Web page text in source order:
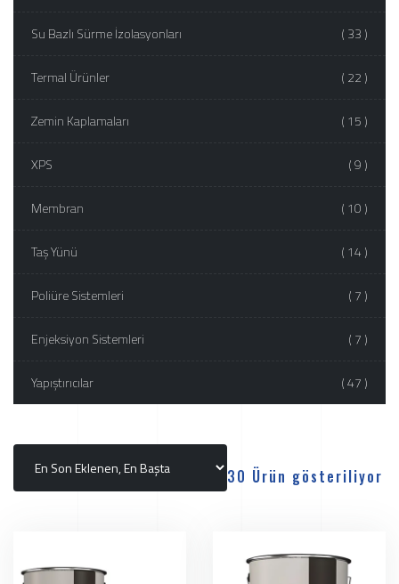
Su Bazlı Sürme İzolasyonları ( 33 )
Termal Ürünler ( 22 )
Zemin Kaplamaları ( 15 )
XPS ( 9 )
Membran ( 10 )
Taş Yünü ( 14 )
Poliüre Sistemleri ( 7 )
Enjeksiyon Sistemleri ( 7 )
Yapıştırıcılar ( 47 )
30 Ürün gösteriliyor